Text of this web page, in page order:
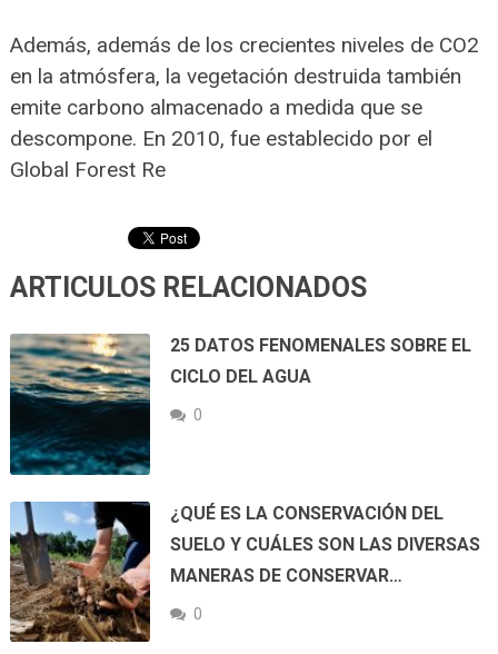
Además, además de los crecientes niveles de CO2
en la atmósfera, la vegetación destruida también
emite carbono almacenado a medida que se
descompone. En 2010, fue establecido por el
Global Forest Re
ARTICULOS RELACIONADOS
25 DATOS FENOMENALES SOBRE EL
CICLO DEL AGUA
0
¿QUÉ ES LA CONSERVACIÓN DEL
SUELO Y CUÁLES SON LAS DIVERSAS
MANERAS DE CONSERVAR…
0